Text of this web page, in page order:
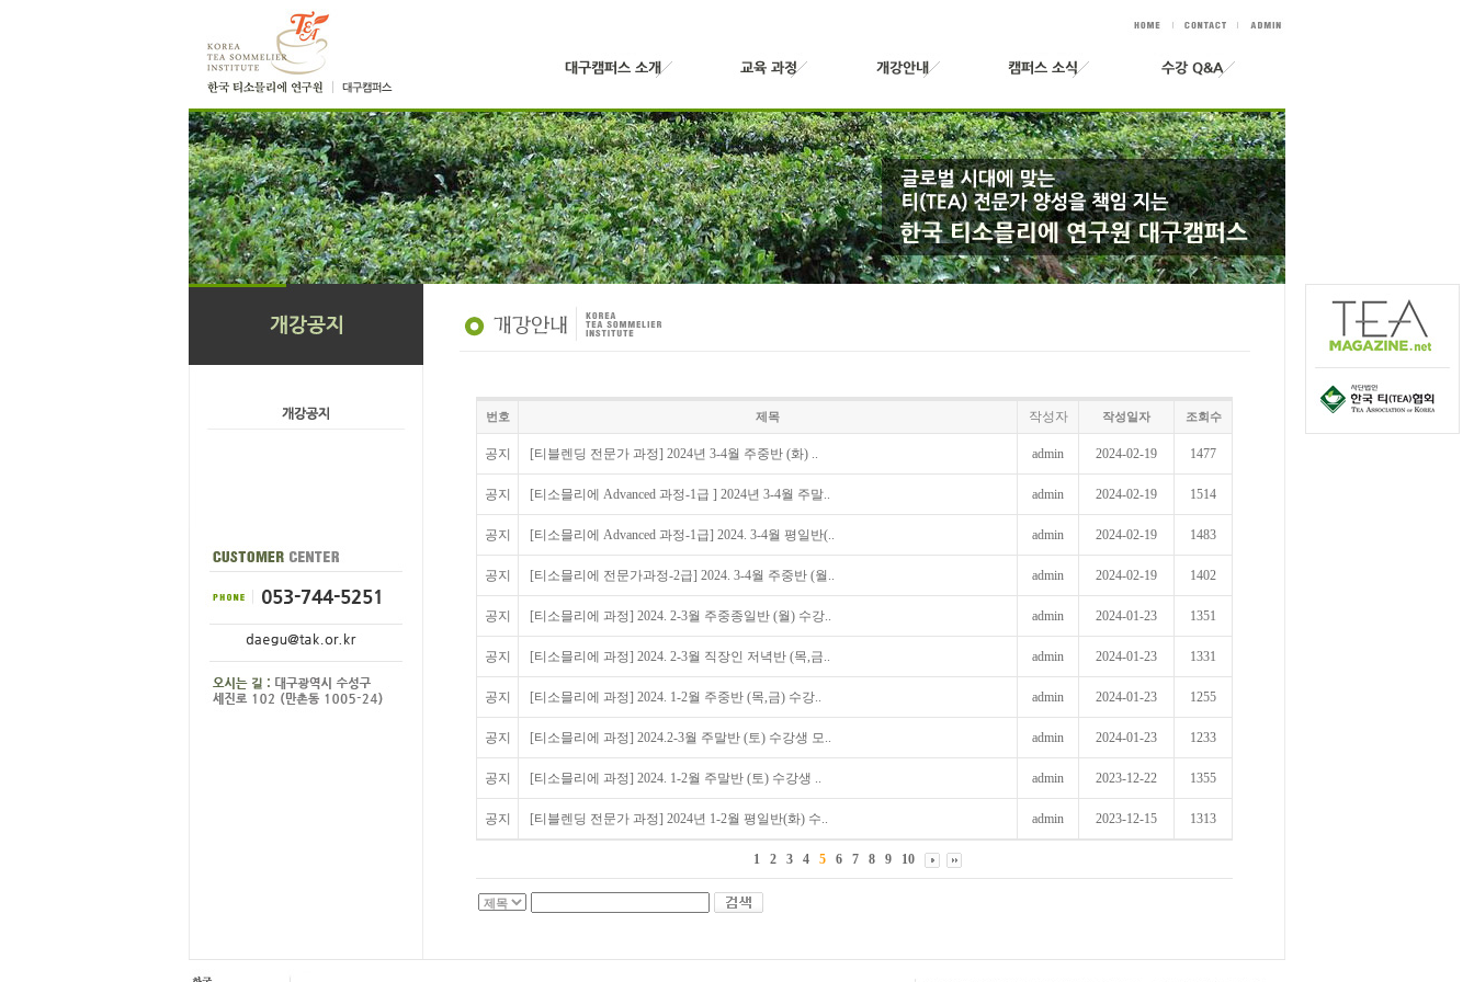
번호 제목 작성자 작성일자 조회수
공지 [티블렌딩 전문가 과정] 2024년 3-4월 주중반 (화) .. admin 2024-02-19 1477
공지 [티소믈리에 Advanced 과정-1급 ] 2024년 3-4월 주말.. admin 2024-02-19 1514
공지 [티소믈리에 Advanced 과정-1급] 2024. 3-4월 평일반(.. admin 2024-02-19 1483
공지 [티소믈리에 전문가과정-2급] 2024. 3-4월 주중반 (월.. admin 2024-02-19 1402
공지 [티소믈리에 과정] 2024. 2-3월 주중종일반 (월) 수강.. admin 2024-01-23 1351
공지 [티소믈리에 과정] 2024. 2-3월 직장인 저녁반 (목,금.. admin 2024-01-23 1331
공지 [티소믈리에 과정] 2024. 1-2월 주중반 (목,금) 수강.. admin 2024-01-23 1255
공지 [티소믈리에 과정] 2024.2-3월 주말반 (토) 수강생 모.. admin 2024-01-23 1233
공지 [티소믈리에 과정] 2024. 1-2월 주말반 (토) 수강생 .. admin 2023-12-22 1355
공지 [티블렌딩 전문가 과정] 2024년 1-2월 평일반(화) 수.. admin 2023-12-15 1313
1 2 3 4 5 6 7 8 9 10